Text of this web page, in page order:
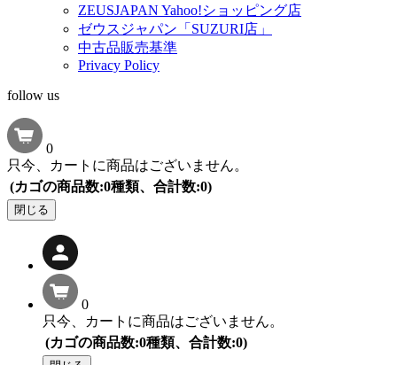
ZEUSJAPAN Yahoo!ショッピング店
ゼウスジャパン「SUZURI店」
中古品販売基準
Privacy Policy
follow us
0
只今、カートに商品はございません。
(カゴの商品数:0種類、合計数:0)
閉じる
0
只今、カートに商品はございません。
(カゴの商品数:0種類、合計数:0)